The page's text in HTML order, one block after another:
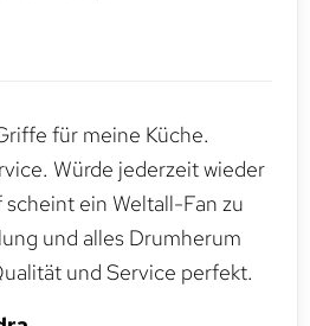
für meine Küche.
Würde jederzeit wieder
ein Weltall-Fan zu
und alles Drumherum
und Service perfekt.